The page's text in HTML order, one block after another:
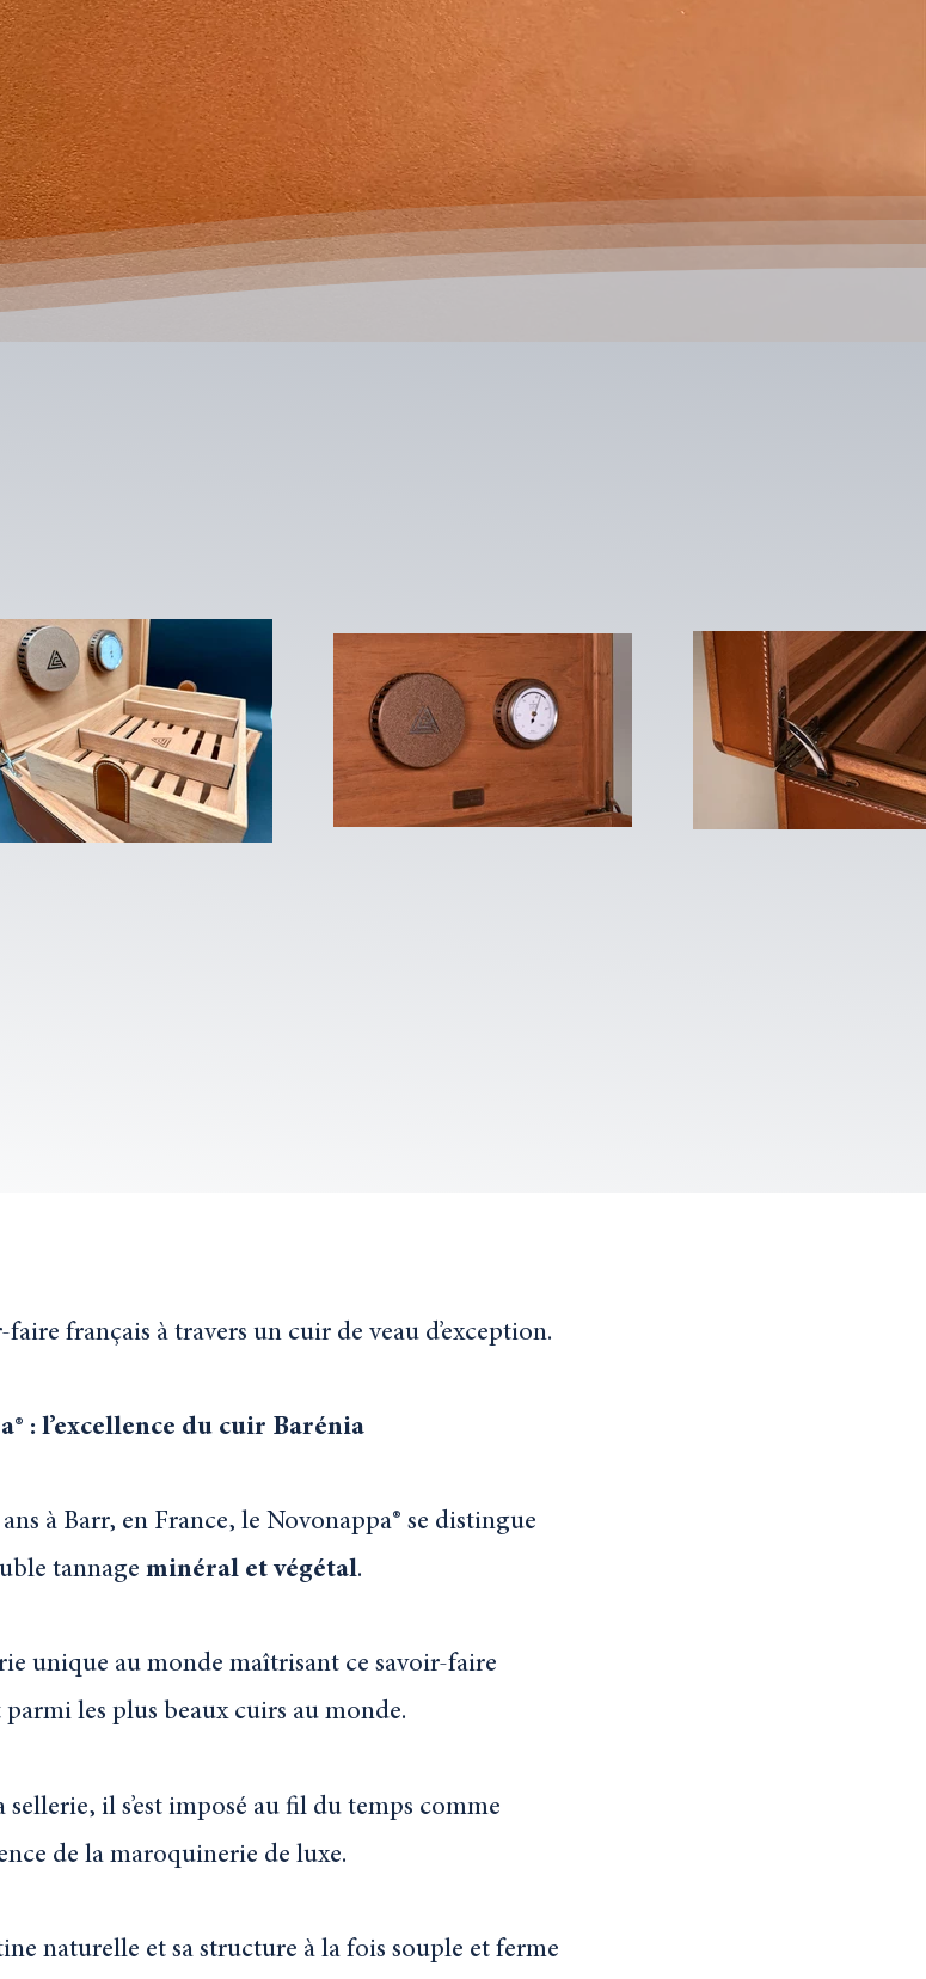
français à travers un cuir de veau d’exception.
: l’excellence du cuir Barénia
à Barr, en France, le Novonappa® se distingue
tannage minéral et végétal.
unique au monde maîtrisant ce savoir-faire
parmi les plus beaux cuirs au monde.
il s’est imposé au fil du temps comme
de la maroquinerie de luxe.
naturelle et sa structure à la fois souple et ferme